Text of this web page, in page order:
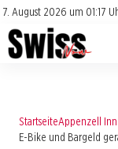
7. August 2026 um 01:17
Impressum
Datenschutz
Jobs
Events
StartseiteAppenzell
E-Bike und Bargeld